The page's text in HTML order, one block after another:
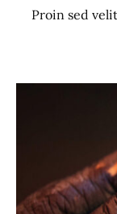
Proin sed